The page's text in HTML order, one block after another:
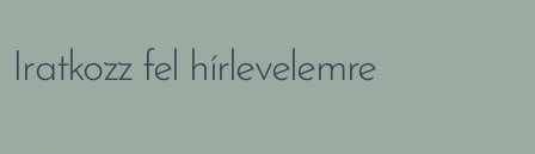
Iratkozz fel hírlevelemre